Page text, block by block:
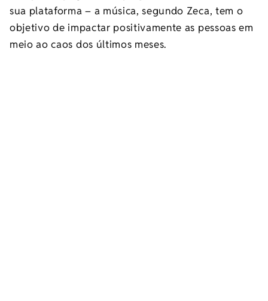
sua plataforma – a música, segundo Zeca, tem o
objetivo de impactar positivamente as pessoas em
meio ao caos dos últimos meses.